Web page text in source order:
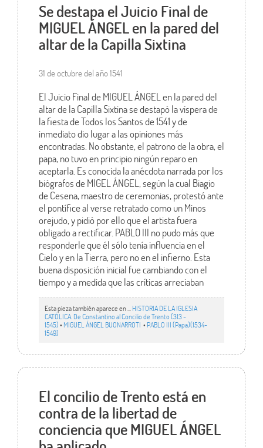
Se destapa el Juicio Final de
MIGUEL ÁNGEL en la pared del
altar de la Capilla Sixtina
31 de octubre del año 1541
El Juicio Final de MIGUEL ÁNGEL en la pared del
altar de la Capilla Sixtina se destapó la víspera de
la fiesta de Todos los Santos de 1541 y de
inmediato dio lugar a las opiniones más
encontradas. No obstante, el patrono de la obra, el
papa, no tuvo en principio ningún reparo en
aceptarla. Es conocida la anécdota narrada por los
biógrafos de MIGEL ÁNGEL, según la cual Biagio
de Cesena, maestro de ceremonias, protestó ante
el pontífice al verse retratado como un Minos
orejudo, y pidió por ello que el artista fuera
obligado a rectificar. PABLO III no pudo más que
responderle que él sólo tenía influencia en el
Cielo y en la Tierra, pero no en el infierno. Esta
buena disposición inicial fue cambiando con el
tiempo y a medida que las críticas arreciaban
Esta pieza también aparece en ... HISTORIA DE LA IGLESIA
CATÓLICA. De Constantino al Concilio de Trento (313 -
1545)• MIGUEL ÁNGEL BUONARROTI • PABLO III (Papa)(1534-
1549)
El concilio de Trento está en
contra de la libertad de
conciencia que MIGUEL ÁNGEL